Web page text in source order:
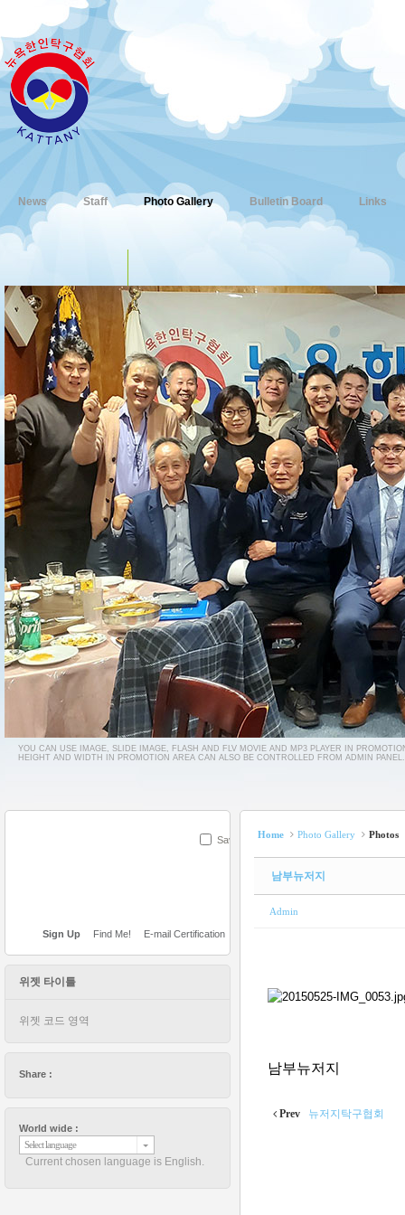
News Staff Photo Gallery Bulletin Board Links
YOU CAN USE IMAGE, SLIDE IMAGE, FLASH AND FLV MOVIE AND MP3 PLAYER IN
HEIGHT AND WIDTH IN PROMOTION AREA CAN ALSO BE CONTROLLED FROM ADMIN PANEL.
Save
Sign Up Find Me! E-mail Certification
위젯 타이틀
위젯 코드 영역
Share :
World wide :
Select language
Current chosen language is English.
Home Photo Gallery Photos
남부뉴저지
Admin
남부뉴저지
Prev 뉴저지탁구협회